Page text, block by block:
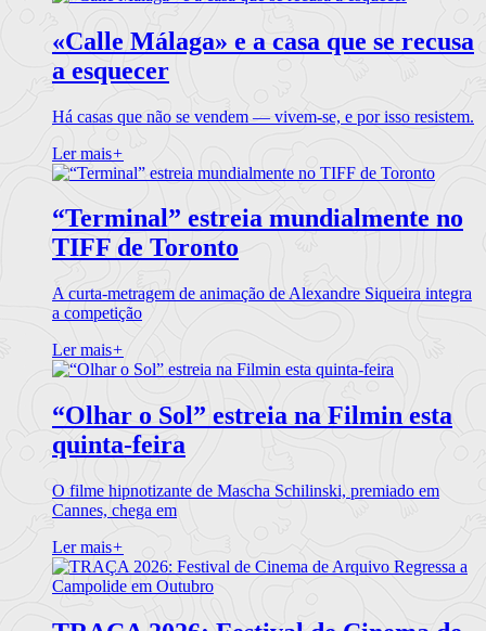
«Calle Málaga» e a casa que se recusa
a esquecer
Há casas que não se vendem — vivem-se, e por isso resistem.
Ler mais+
“Terminal” estreia mundialmente no
TIFF de Toronto
A curta-metragem de animação de Alexandre Siqueira integra
a competição
Ler mais+
“Olhar o Sol” estreia na Filmin esta
quinta-feira
O filme hipnotizante de Mascha Schilinski, premiado em
Cannes, chega em
Ler mais+